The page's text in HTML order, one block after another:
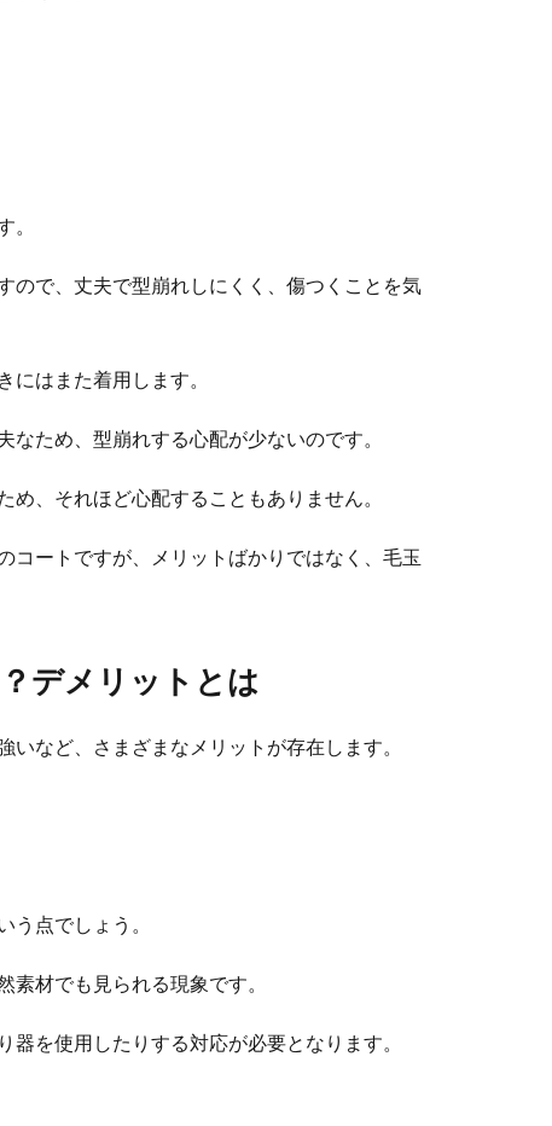
。
ので、丈夫で型崩れしにくく、傷つくことを気
はまた着用します。
ため、型崩れする心配が少ないのです。
、それほど心配することもありません。
コートですが、メリットばかりではなく、毛玉
デメリットとは
など、さまざまなメリットが存在します。
う点でしょう。
材でも見られる現象です。
を使用したりする対応が必要となります。